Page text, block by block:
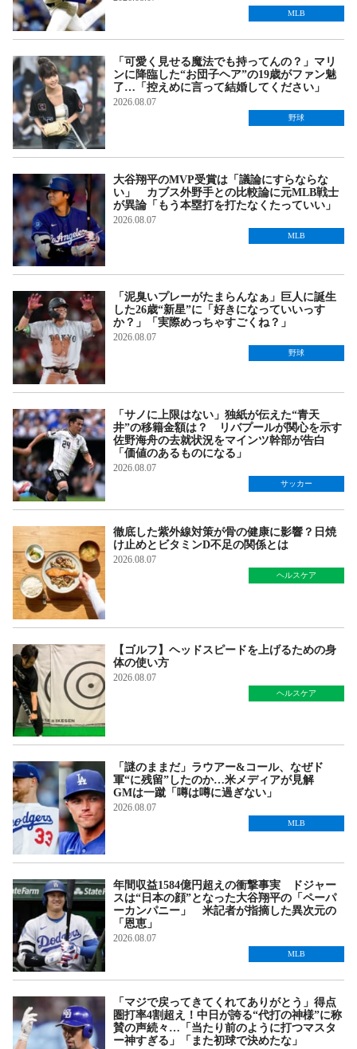
MLB
「可愛く見せる魔法でも持ってんの？」マリ
ンに降臨した“お団子ヘア”の19歳がファン魅
了…「控えめに言って結婚してください」
2026.08.07
野球
大谷翔平のMVP受賞は「議論にすらならな
い」 カブス外野手との比較論に元MLB戦士
が異論「もう本塁打を打たなくたっていい」
2026.08.07
MLB
「泥臭いプレーがたまらんなぁ」巨人に誕生
した26歳“新星”に「好きになっていいっす
か？」「実際めっちゃすごくね？」
2026.08.07
野球
「サノに上限はない」独紙が伝えた“青天
井”の移籍金額は？ リバプールが関心を示す
佐野海舟の去就状況をマインツ幹部が告白
「価値のあるものになる」
2026.08.07
サッカー
徹底した紫外線対策が骨の健康に影響？日焼
け止めとビタミンD不足の関係とは
2026.08.07
ヘルスケア
【ゴルフ】ヘッドスピードを上げるための身
体の使い方
2026.08.07
ヘルスケア
「謎のままだ」ラウアー&コール、なぜド
軍“に残留”したのか…米メディアが見解
GMは一蹴「噂は噂に過ぎない」
2026.08.07
MLB
年間収益1584億円超えの衝撃事実 ドジャー
スは“日本の顔”となった大谷翔平の「ペーパ
ーカンパニー」 米記者が指摘した異次元の
「恩恵」
2026.08.07
MLB
「マジで戻ってきてくれてありがとう」得点
圏打率4割超え！中日が誇る“代打の神様”に称
賛の声続々…「当たり前のように打つマスタ
ー神すぎる」「また初球で決めたな」